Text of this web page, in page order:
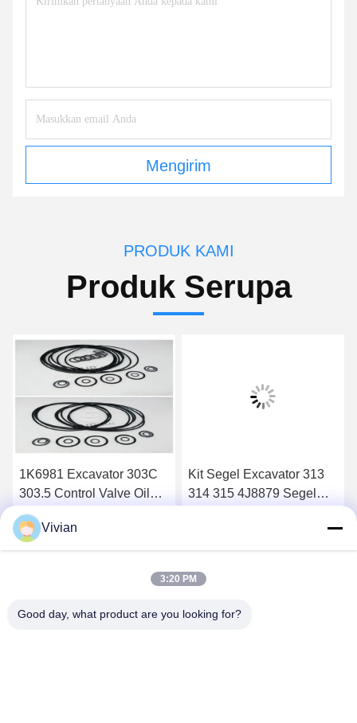
Mengirim
PRODUK KAMI
Produk Serupa
1K6981 Excavator 303C
303.5 Control Valve Oil
Dapatkan Harga Terbaik
Kit Segel Excavator 313
314 315 4J8879 Segel
Dapatkan Harga Terbaik
Vivian
3:20 PM
Good day, what product are you looking for?